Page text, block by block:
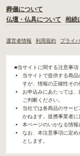
葬儀について
仏壇・仏具について
相続
運営者情報 利用規約 プライ
■当サイトに関する注意事項
当サイトで提供する商
すが、情報の正確性その
お申込みにあたっては
ご判断ください。
当社では各商品のサー
かねます。提携事業者に
本ページのいかなる情報
なお、本注意事項に定
とします。